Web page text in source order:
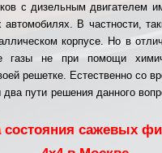
с дизельным двигателем
автомобилях. В частности,
корпусе. Но в
газы не при помощи
решетке. Естественно со
пути решения данного
состояния сажевых